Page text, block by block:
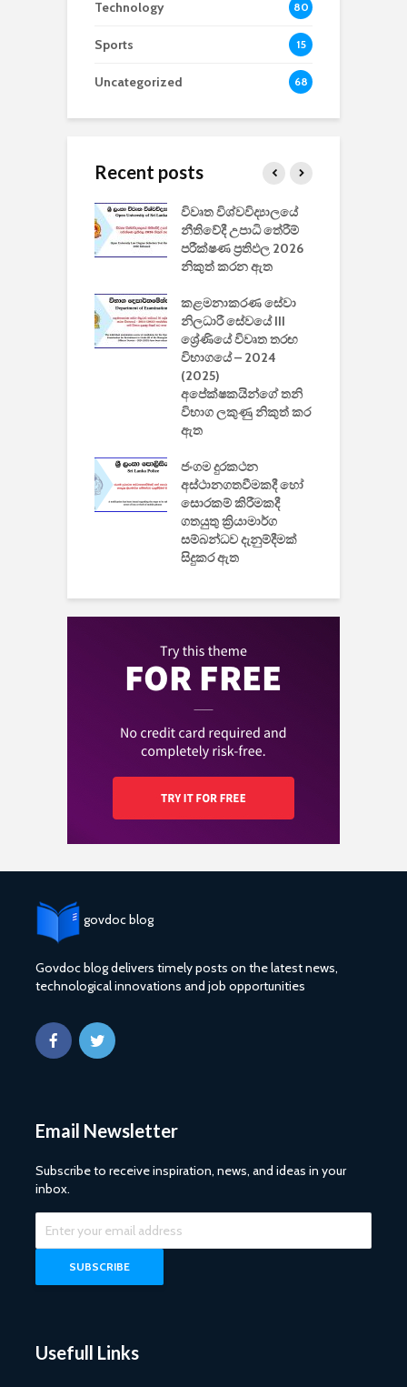
Technology 80
Sports 15
Uncategorized 68
Recent posts
විවෘත විශ්වවිද්‍යාලයේ
නීතිවේදී උපාධි තේරීම්
පරීක්ෂණ ප්‍රතිඵල 2026
නිකුත් කරන ඇත
කළමනාකරණ සේවා
නිලධාරී සේවයේ III
ශ්‍රේණියේ විවෘත තරඟ
විභාගයේ – 2024
(2025)
අපේක්ෂකයින්ගේ තනි
විභාග ලකුණු නිකුත් කර
ඇත
ජංගම දුරකථන
අස්ථානගතවීමකදී හෝ
සොරකම් කිරීමකදී
ගතයුතු ක්‍රියාමාර්ග
සම්බන්ධව දැනුම්දීමක්
සිදුකර ඇත
govdoc blog
Govdoc blog delivers timely posts on the latest news,
technological innovations and job opportunities
Email Newsletter
Subscribe to receive inspiration, news, and ideas in your
inbox.
Usefull Links